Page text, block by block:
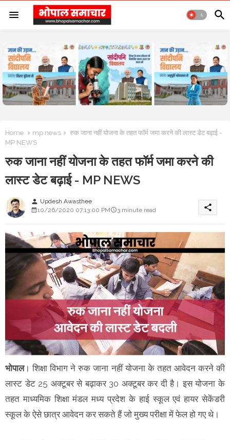
Home mp news
रुक जाना नहीं योजना के तहत फॉर्म जमा करने की लास्ट डेट बढ़ाई -
MP NEWS
रुक जाना नहीं योजना के तहत फॉर्म जमा करने की
लास्ट डेट बढ़ाई - MP NEWS
person Updesh Awasthee
10/26/2020 07:13:00 PM
3 minute read share
भोपाल। शिक्षा विभाग ने रुक जाना नहीं योजना के तहत आवेदन करने की
लास्ट डेट 25 अक्टूबर से बढ़ाकर 30 अक्टूबर कर दी है। इस योजना के
तहत माध्यमिक शिक्षा मंडल मध्य प्रदेश के हाई स्कूल एवं हायर सेकेंडरी
स्कूल के ऐसे छात्र आवेदन कर सकते हैं जो मुख्य परीक्षा में फेल हो गए थे।